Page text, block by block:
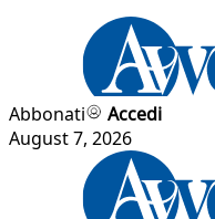
Abbonati
Accedi
August 7, 2026